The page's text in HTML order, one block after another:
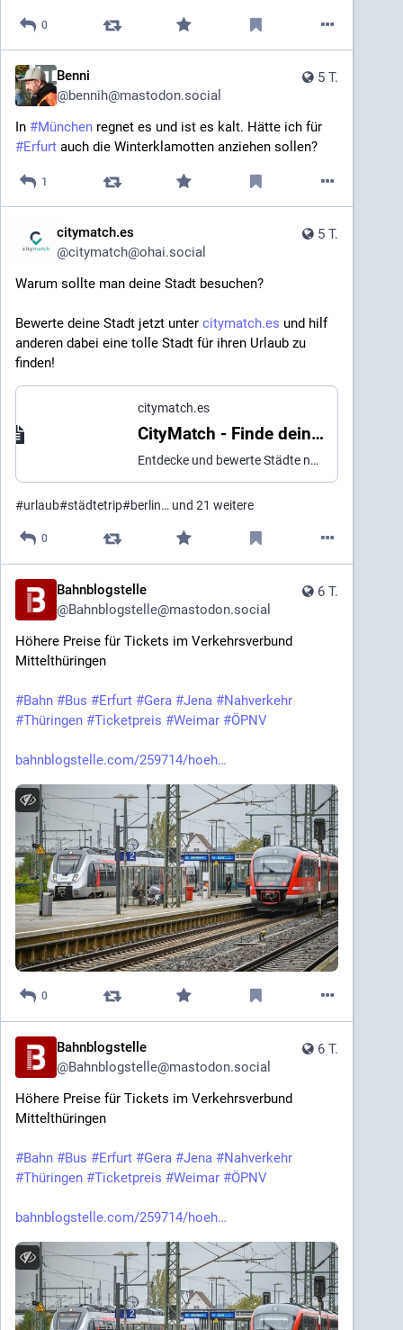
0
5 T.
Benni
@bennih@mastodon.social
In #München
#Erfurt auch die Winterklamotten anziehen sollen?
1
5 T.
citymatch.es
@citymatch@ohai.social
Warum sollte man deine Stadt besuchen?
Bewerte deine Stadt jetzt unter citymatch.es und hilf
anderen dabei eine tolle Stadt für ihren Urlaub zu
finden!
citymatch.es
CityMatch - Finde deine perfekte Stadt
Entdecke und bewerte Städte nach deinen persönlichen Kriterien.
#urlaub#städtetrip#berlin… und 21 weitere
0
6 T.
Bahnblogstelle
@Bahnblogstelle@mastodon.social
Höhere Preise für Tickets im Verkehrsverbund
Mittelthüringen
#Bahn #Bus #Erfurt #Gera #Jena #Nahverkehr
#Thüringen #Ticketpreis #Weimar #ÖPNV
bahnblogstelle.com/259714/hoeh
0
6 T.
Bahnblogstelle
@Bahnblogstelle@mastodon.social
Höhere Preise für Tickets im Verkehrsverbund
Mittelthüringen
#Bahn #Bus #Erfurt #Gera #Jena #Nahverkehr
#Thüringen #Ticketpreis #Weimar #ÖPNV
bahnblogstelle.com/259714/hoeh